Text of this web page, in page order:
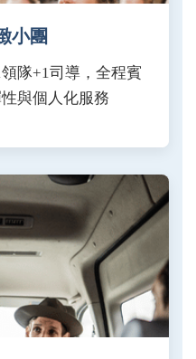
小團
隊+1司導，全程賓
與個人化服務